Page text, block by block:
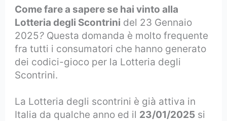
Come fare a sapere se hai vinto alla
Lotteria degli Scontrini del 23 Gennaio
2025? Questa domanda è molto frequente
fra tutti i consumatori che hanno generato
dei codici-gioco per la Lotteria degli
Scontrini.
La Lotteria degli scontrini è già attiva in
Italia da qualche anno ed il 23/01/2025 si